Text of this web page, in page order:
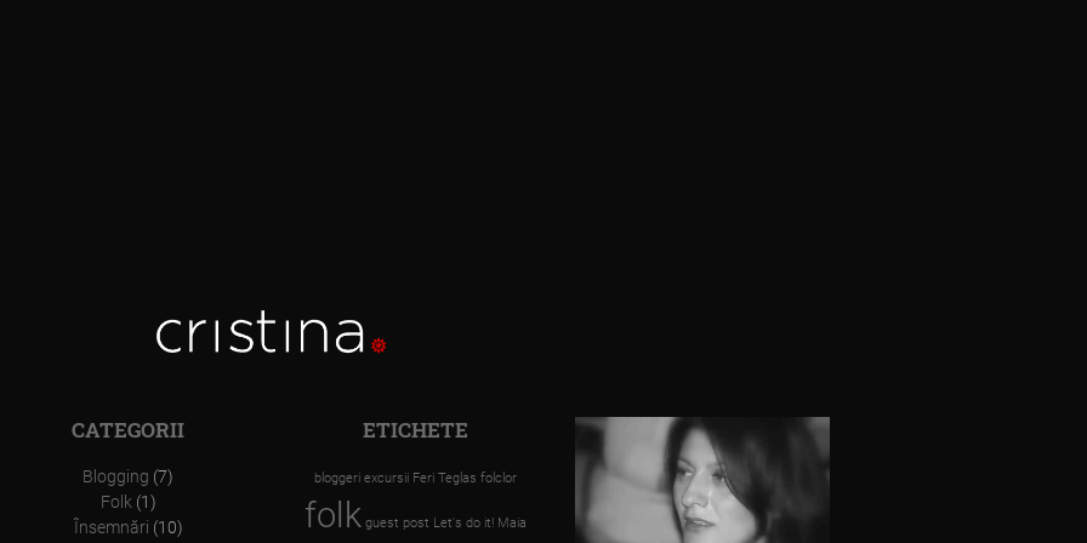
CATEGORII
Blogging (7)
Folk(1)
Însemnări (10)
ETICHETE
bloggeri excursii Feri Teglas folclor
folk guest post Let's do it! Maia